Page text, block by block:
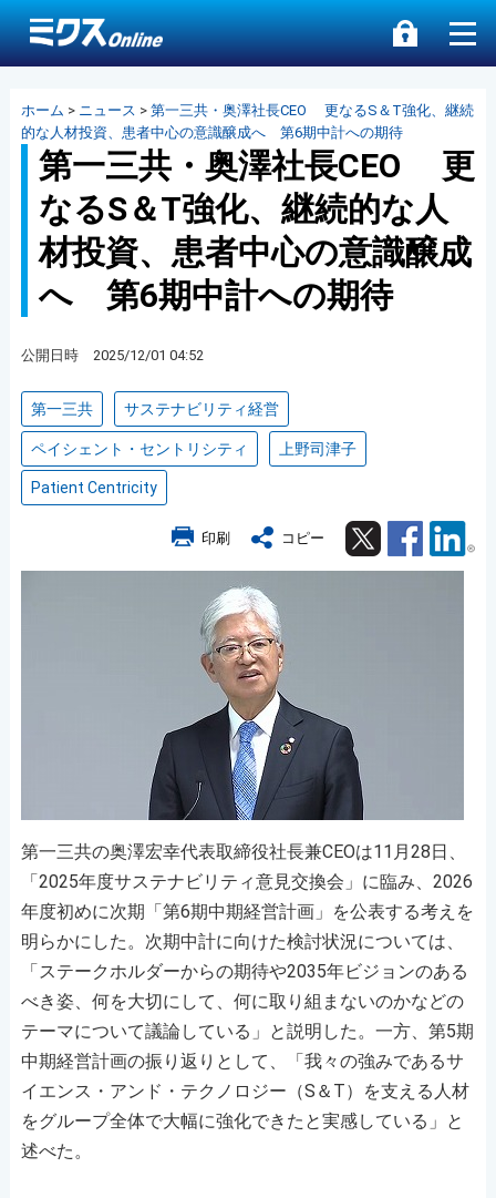
ホーム > ニュース > 第一三共・奥澤社長CEO 更なるS＆T強化、継続
的な人材投資、患者中心の意識醸成へ 第6期中計への期待
第一三共・奥澤社長CEO 更
なるS＆T強化、継続的な人
材投資、患者中心の意識醸成
へ 第6期中計への期待
公開日時 2025/12/01 04:52
第一三共 サステナビリティ経営
ペイシェント・セントリシティ 上野司津子
Patient Centricity
印刷 コピー Twitter Facebook
第一三共の奥澤宏幸代表取締役社長兼CEOは11月28日、
「2025年度サステナビリティ意見交換会」に臨み、2026
年度初めに次期「第6期中期経営計画」を公表する考えを
明らかにした。次期中計に向けた検討状況については、
「ステークホルダーからの期待や2035年ビジョンのある
べき姿、何を大切にして、何に取り組まないのかなどの
テーマについて議論している」と説明した。一方、第5期
中期経営計画の振り返りとして、「我々の強みであるサ
イエンス・アンド・テクノロジー（S＆T）を支える人材
をグループ全体で大幅に強化できたと実感している」と
述べた。